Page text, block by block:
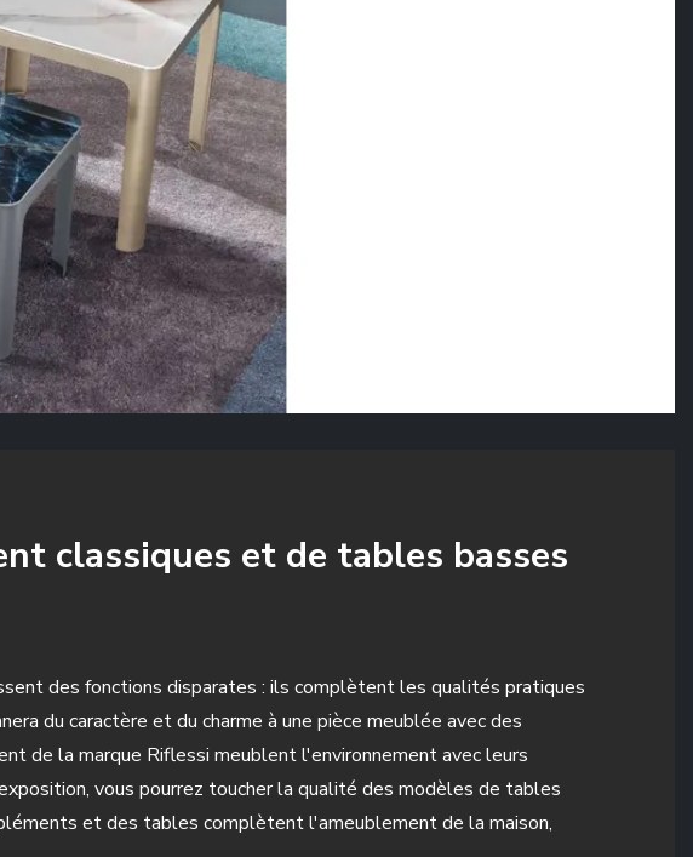
classiques et de tables basses
des fonctions disparates : ils complètent les qualités pratiques
du caractère et du charme à une pièce meublée avec des
de la marque Riflessi meublent l'environnement avec leurs
vous pourrez toucher la qualité des modèles de tables
et des tables complètent l'ameublement de la maison,